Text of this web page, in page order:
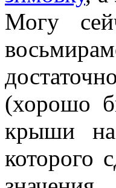
Могу
(хорошо
крыши
которого